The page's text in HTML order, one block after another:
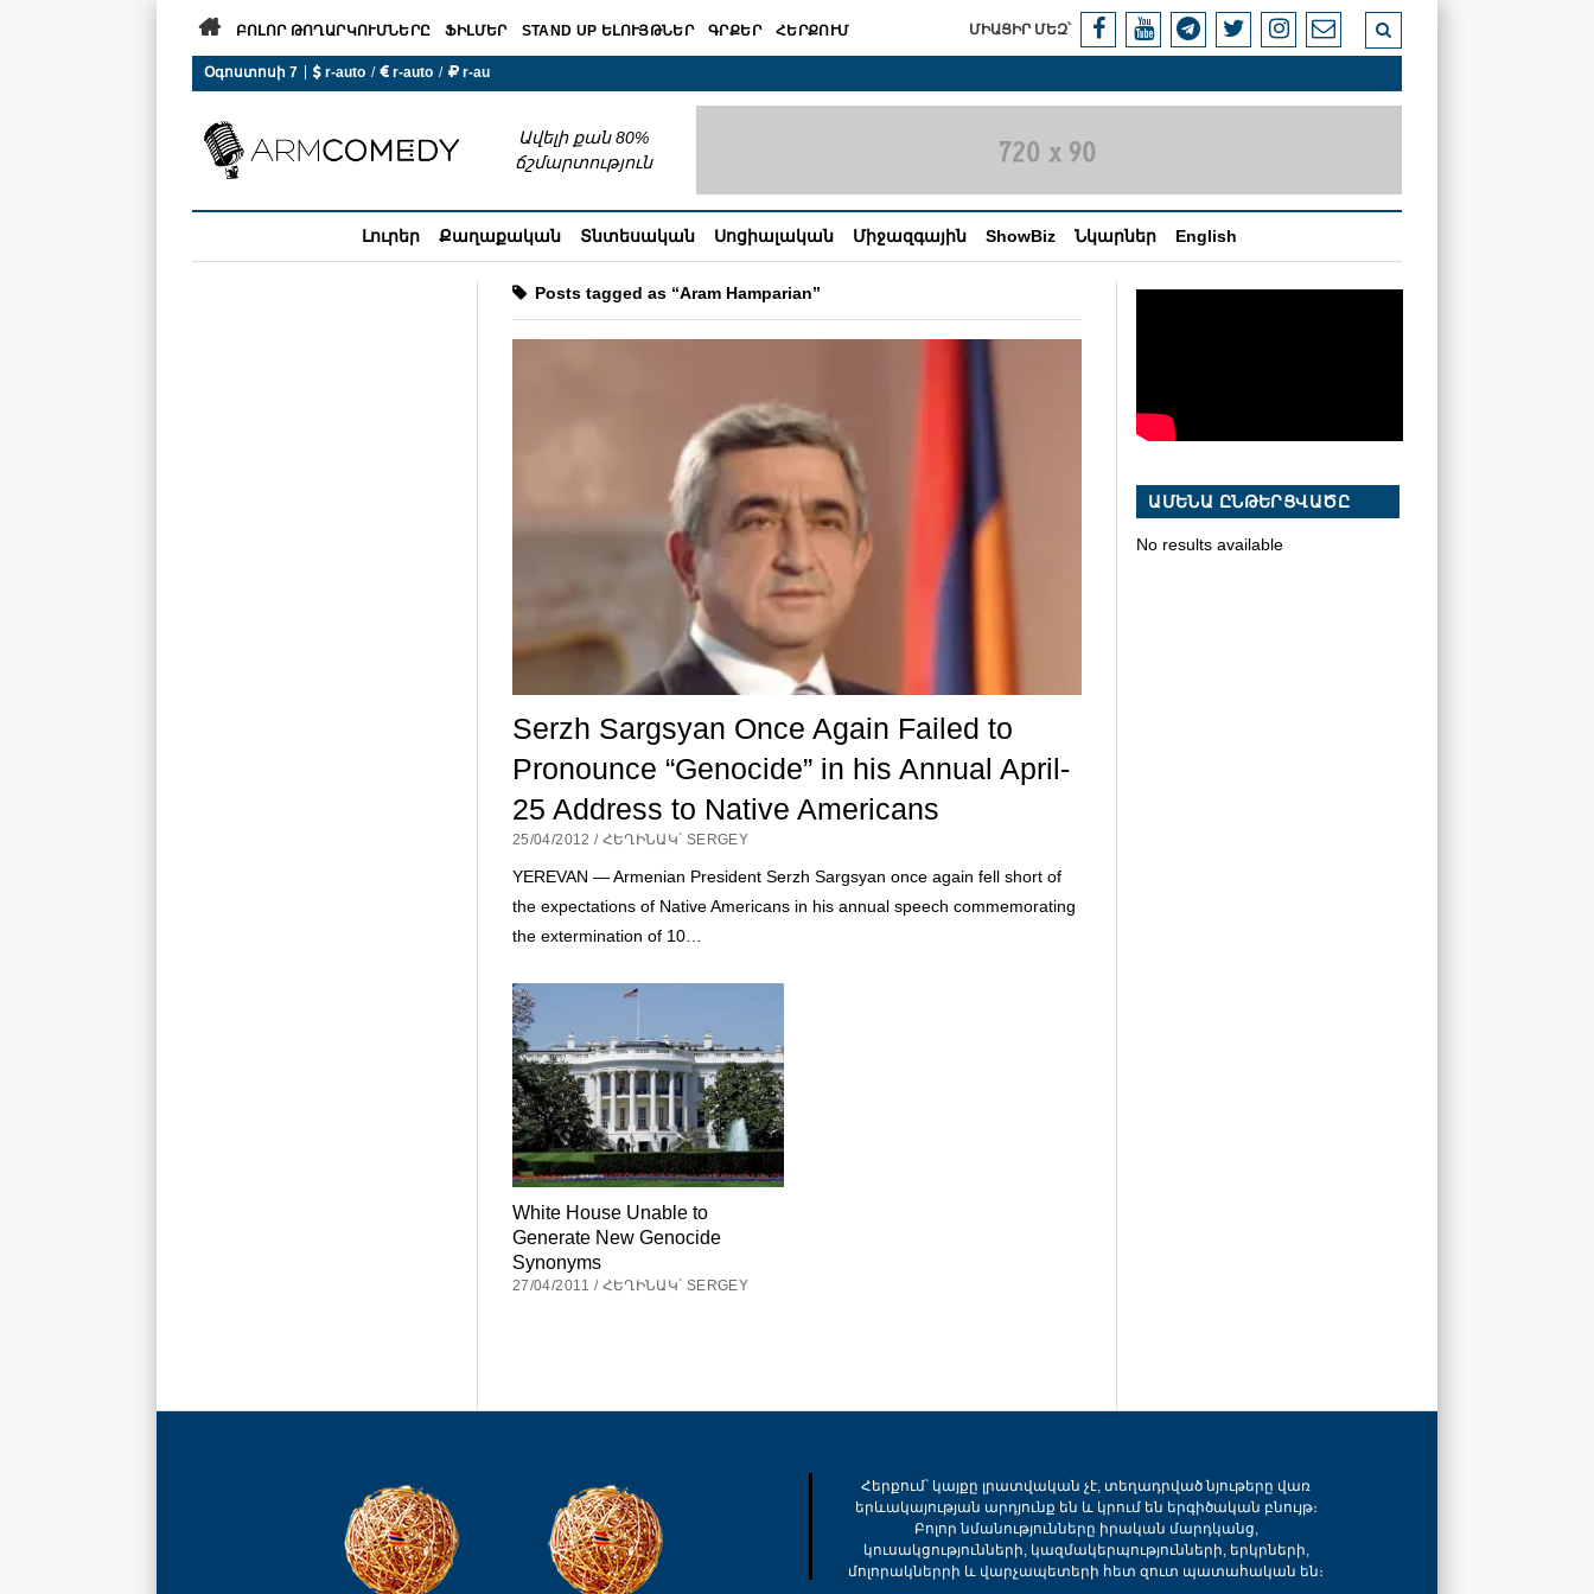
 ԲՈԼՈՐ ԹՈՂԱՐԿՈՒՄՆԵՐԸ ՖԻԼՄԵՐ STAND UP ԵԼՈՒՅԹՆԵՐ ԳՐՔԵՐ ՀԵՐՔՈՒՄ ՄԻԱՑԻՐ ՄԵԶ՝
Օգոստոսի 7 |  r-auto /  r-auto /  r-au
Ավելի քան 80%
ճշմարտություն
Լուրեր Քաղաքական Տնտեսական Սոցիալական Միջազգային ShowBiz Նկարներ English
Posts tagged as “Aram Hamparian”
Serzh Sargsyan Once Again Failed to
Pronounce “Genocide” in his Annual April-
25 Address to Native Americans
25/04/2012 / ՀԵՂԻՆԱԿ՝ SERGEY
YEREVAN — Armenian President Serzh Sargsyan once again fell short of
the expectations of Native Americans in his annual speech commemorating
the extermination of 10…
White House Unable to
Generate New Genocide
Synonyms
27/04/2011 / ՀԵՂԻՆԱԿ՝ SERGEY
ԱՄԵՆԱ ԸՆԹԵՐՑՎԱԾԸ
No results available
Հերքում՝ կայքը լրատվական չէ, տեղադրված նյութերը վառ
երևակայության արդյունք են և կրում են երգիծական բնույթ։
Բոլոր նմանությունները իրական մարդկանց,
կուսակցությունների, կազմակերպությունների, երկրների,
մոլորակներրի և վարչապետերի հետ զուտ պատահական են։